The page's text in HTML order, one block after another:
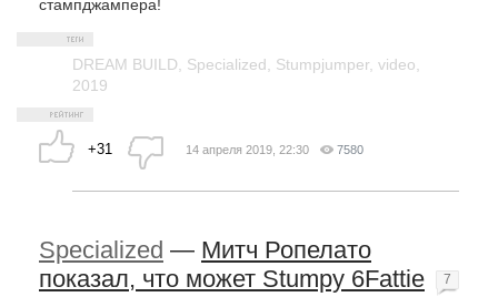
стампджампера!
DREAM BUILD Specialized Stumpjumper video
2019
+31 14 апреля 2019, 22:30 7580
Specialized — Митч Ропелато
показал, что может Stumpy 6Fattie
7